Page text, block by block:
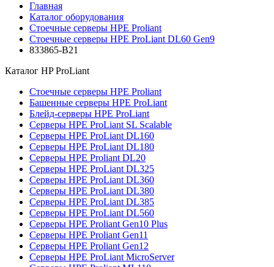
Главная
Каталог оборудования
Стоечные серверы HPE Proliant
Стоечные серверы HPE ProLiant DL60 Gen9
833865-B21
Каталог HP ProLiant
Стоечные серверы HPE Proliant
Башенные серверы HPE ProLiant
Блейд-серверы HPE ProLiant
Серверы HPE ProLiant SL Scalable
Серверы HPE ProLiant DL160
Серверы HPE ProLiant DL180
Серверы HPE Proliant DL20
Серверы HPE ProLiant DL325
Серверы HPE ProLiant DL360
Серверы HPE ProLiant DL380
Серверы HPE ProLiant DL385
Серверы HPE ProLiant DL560
Серверы HPE Proliant Gen10 Plus
Серверы HPE Proliant Gen11
Серверы HPE Proliant Gen12
Серверы HPE ProLiant MicroServer